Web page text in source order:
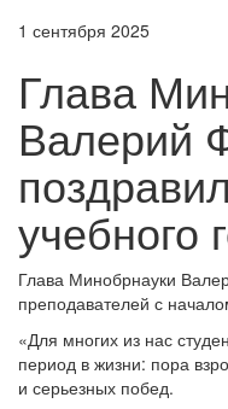
1 сентября 2025
Глава
Валерий
учебного
Глава Минобрнауки
преподавателей с
«Для многих из нас
период в жизни: пора
и серьезных побед.